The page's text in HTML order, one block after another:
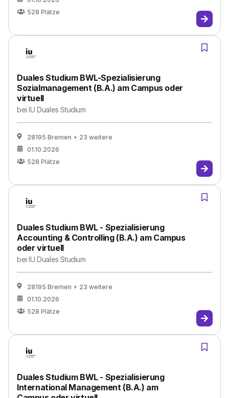
528 Plätze
Duales Studium BWL-Spezialisierung
Sozialmanagement (B.A.) am Campus oder
virtuell
beiIU Duales Studium
28195 Bremen + 23 weitere
01.10.2026
528 Plätze
Duales Studium BWL - Spezialisierung
Accounting & Controlling (B.A.) am Campus
oder virtuell
beiIU Duales Studium
28195 Bremen + 23 weitere
01.10.2026
528 Plätze
Duales Studium BWL - Spezialisierung
International Management (B.A.) am